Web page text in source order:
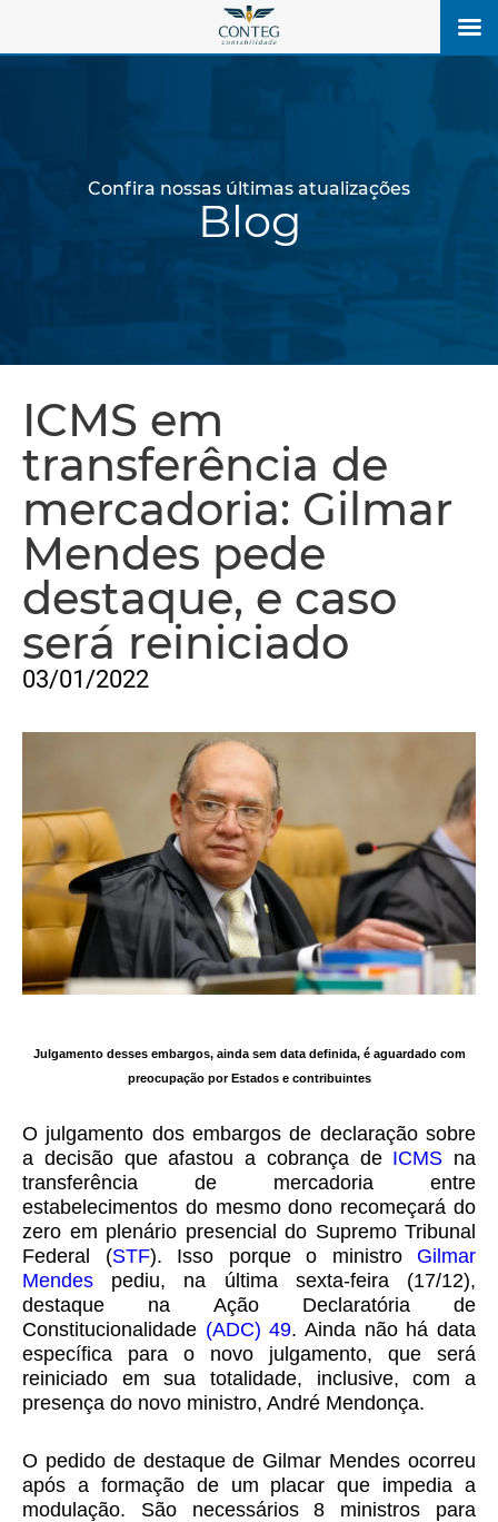
Confira nossas últimas atualizações
Blog
ICMS em
transferência de
mercadoria: Gilmar
Mendes pede
destaque, e caso
será reiniciado
03/01/2022
Julgamento desses embargos, ainda sem data definida, é aguardado com
preocupação por Estados e contribuintes
O julgamento dos embargos de declaração sobre
a decisão que afastou a cobrança deICMS na
transferência de mercadoria entre
estabelecimentos do mesmo dono recomeçará do
zero em plenário presencial do Supremo Tribunal
Federal (STF). Isso porque o ministro Gilmar
Mendes pediu, na última sexta-feira (17/12),
destaque na Ação Declaratória de
Constitucionalidade (ADC) 49. Ainda não há data
específica para o novo julgamento, que será
reiniciado em sua totalidade, inclusive, com a
presença do novo ministro, André Mendonça.
O pedido de destaque de Gilmar Mendes ocorreu
após a formação de um placar que impedia a
modulação. São necessários 8 ministros para